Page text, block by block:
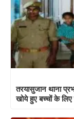
तरयासुजान थाना
खोये हुए बच्चों के